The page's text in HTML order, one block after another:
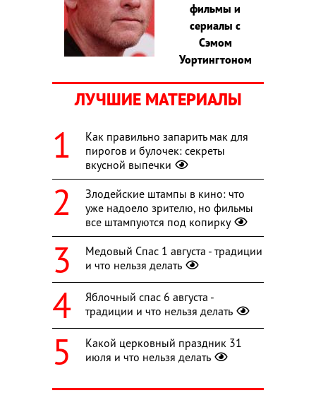
фильмы и
сериалы с
Сэмом
Уортингтоном
ЛУЧШИЕ МАТЕРИАЛЫ
Как правильно запарить мак для
пирогов и булочек: секреты
вкусной выпечки
Злодейские штампы в кино: что
уже надоело зрителю, но фильмы
все штампуются под копирку
Медовый Спас 1 августа - традиции
и что нельзя делать
Яблочный спас 6 августа -
традиции и что нельзя делать
Какой церковный праздник 31
июля и что нельзя делать